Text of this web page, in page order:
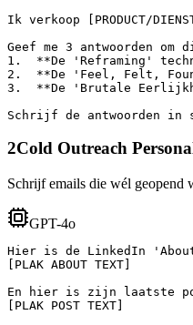
Ik verkoop [PRODUCT/
Geef me 3 antwoorden om
1.  **De 'Reframing'
2.  **De 'Feel, Felt,
3.  **De 'Brutale
Schrijf de antwoorden in
2Cold Outreach
Schrijf emails die wél geopend
GPT-4o
Hier is de LinkedIn
[PLAK ABOUT TEXT]
En hier is zijn laatste
[PLAK POST TEXT]